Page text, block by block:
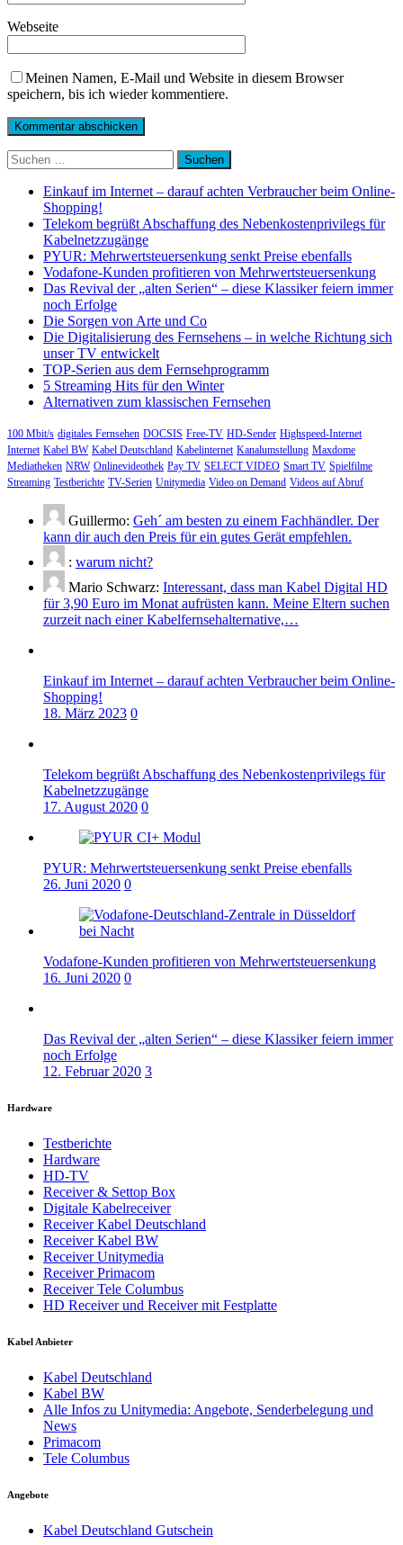
Webseite
Meinen Namen, E-Mail und Website in diesem Browser
speichern, bis ich wieder kommentiere.
Suchen
nach:
Einkauf im Internet – darauf achten Verbraucher beim Online-
Shopping!
Telekom begrüßt Abschaffung des Nebenkostenprivilegs für
Kabelnetzzugänge
PYUR: Mehrwertsteuersenkung senkt Preise ebenfalls
Vodafone-Kunden profitieren von Mehrwertsteuersenkung
Das Revival der „alten Serien“ – diese Klassiker feiern immer
noch Erfolge
Die Sorgen von Arte und Co
Die Digitalisierung des Fernsehens – in welche Richtung sich
unser TV entwickelt
TOP-Serien aus dem Fernsehprogramm
5 Streaming Hits für den Winter
Alternativen zum klassischen Fernsehen
100 Mbit/s digitales Fernsehen DOCSIS Free-TV HD-Sender Highspeed-Internet
Internet Kabel BW Kabel Deutschland Kabelinternet Kanalumstellung Maxdome
Mediatheken NRW Onlinevideothek Pay TV SELECT VIDEO Smart TV Spielfilme
Streaming Testberichte TV-Serien Unitymedia Video on Demand Videos auf Abruf
Guillermo: Geh´ am besten zu einem Fachhändler. Der
kann dir auch den Preis für ein gutes Gerät empfehlen.
: warum nicht?
Mario Schwarz: Interessant, dass man Kabel Digital HD
für 3,90 Euro im Monat aufrüsten kann. Meine Eltern suchen
zurzeit nach einer Kabelfernsehalternative,…
Einkauf im Internet – darauf achten Verbraucher beim Online-
Shopping!
18. März 2023 0
Telekom begrüßt Abschaffung des Nebenkostenprivilegs für
Kabelnetzzugänge
17. August 2020 0
PYUR: Mehrwertsteuersenkung senkt Preise ebenfalls
26. Juni 2020 0
Vodafone-Kunden profitieren von Mehrwertsteuersenkung
16. Juni 2020 0
Das Revival der „alten Serien“ – diese Klassiker feiern immer
noch Erfolge
12. Februar 2020 3
Hardware
Testberichte
Hardware
HD-TV
Receiver & Settop Box
Digitale Kabelreceiver
Receiver Kabel Deutschland
Receiver Kabel BW
Receiver Unitymedia
Receiver Primacom
Receiver Tele Columbus
HD Receiver und Receiver mit Festplatte
Kabel Anbieter
Kabel Deutschland
Kabel BW
Alle Infos zu Unitymedia: Angebote, Senderbelegung und
News
Primacom
Tele Columbus
Angebote
Kabel Deutschland Gutschein